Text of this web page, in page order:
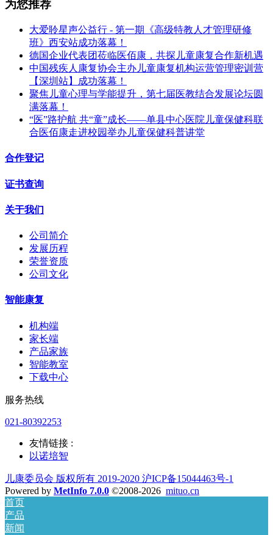
为您推荐
大爱聆星声公益行 - 第一期《高级特教人才管理研修
班》西安站成功落幕！
德国企业代表团莅临医佰康，共探儿童康复合作新机遇
中国残疾人康复协会主办儿童康复机构运营管理密训营
【深圳站】成功落幕！
聚焦儿童心理与学能提升，第七届医教结合发展论坛圆
满落幕！
“医”路护航 共“童”成长——单县中心医院儿童保健科联
合医佰康走进校园举办儿童保健科普讲堂
合作登记
证书查询
关于我们
公司简介
发展历程
荣誉资质
公司文化
智能康复
机构端
家长端
产品家族
智能教室
下载中心
服务热线
021-80392253
友情链接 :
以诺培智
儿康委员会 版权所有 2019-2020 沪ICP备15044463号-1
Powered by MetInfo 7.0.0 ©2008-2026 mituo.cn
首页
产品
新闻